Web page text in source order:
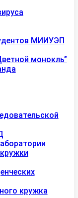
МИИУЭП
монокль”
кружка